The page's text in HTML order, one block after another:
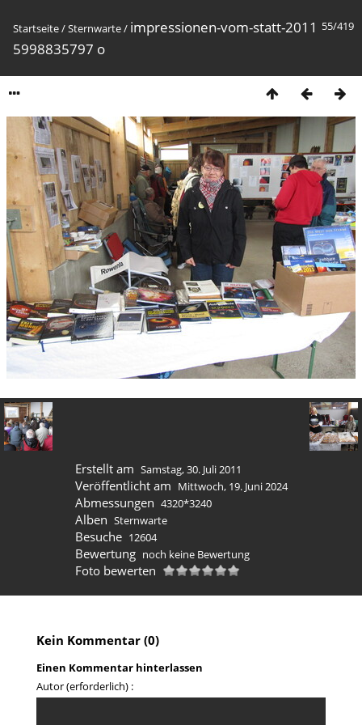
55/419
Startseite/Sternwarte/ impressionen-vom-statt-2011
5998835797 o
Erstellt am Samstag, 30. Juli 2011
Veröffentlicht am Mittwoch, 19. Juni 2024
Abmessungen 4320*3240
Alben Sternwarte
Besuche 12604
Bewertung noch keine Bewertung
Foto bewerten
Kein Kommentar (0)
Einen Kommentar hinterlassen
Autor (erforderlich) :